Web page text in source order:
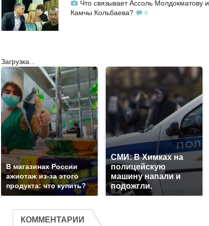
Что связывает Ассоль Молдокматову и
Камчы Кольбаева?
6
Загрузка...
В магазинах России
ажиотаж из-за этого
продукта: что купить?
СМИ: В Химках на
полицейскую
машину напали и
подожгли.
КОММЕНТАРИИ